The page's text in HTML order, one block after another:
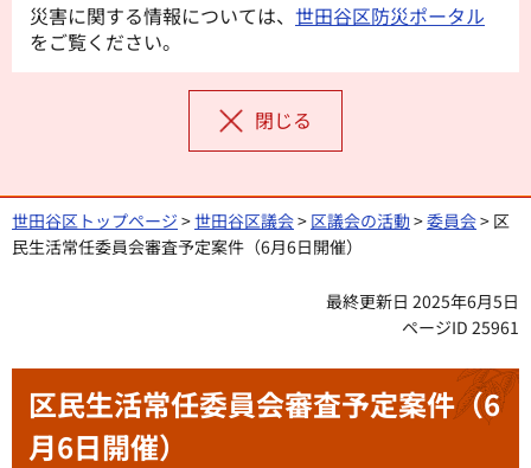
災害に関する情報については、 世田谷区防災ポータル
をご覧ください。
閉じる
世田谷区トップページ >世田谷区議会> 区議会の活動>委員会> 区
民生活常任委員会審査予定案件（6月6日開催）
最終更新日 2025年6月5日
ページID 25961
区民生活常任委員会審査予定案件（6
月6日開催）